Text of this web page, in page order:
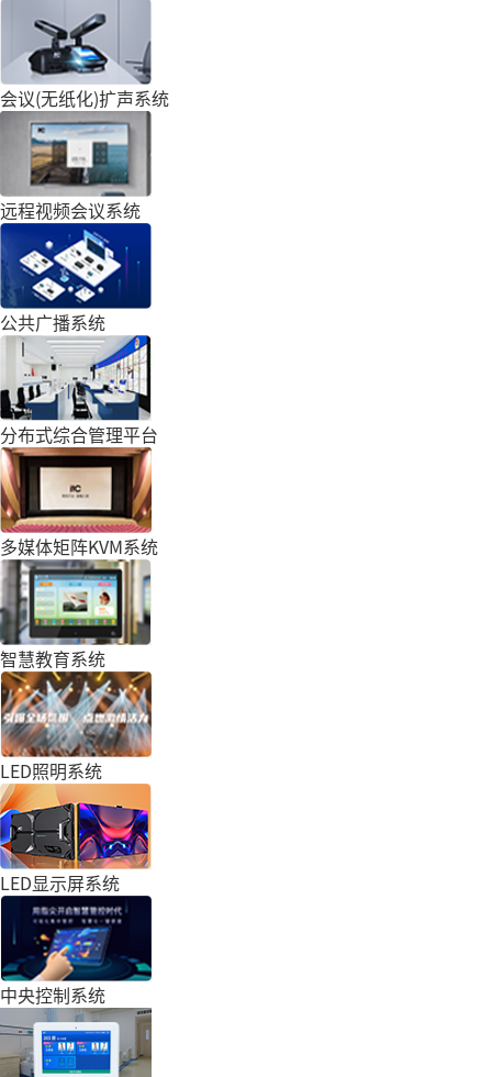
会议(无纸化)扩声系统
远程视频会议系统
公共广播系统
分布式综合管理平台
多媒体矩阵KVM系统
智慧教育系统
LED照明系统
LED显示屏系统
中央控制系统